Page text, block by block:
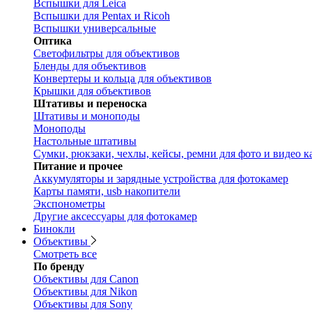
Вспышки для Leica
Вспышки для Pentax и Ricoh
Вспышки универсальные
Оптика
Светофильтры для объективов
Бленды для объективов
Конвертеры и кольца для объективов
Крышки для объективов
Штативы и переноска
Штативы и моноподы
Моноподы
Настольные штативы
Сумки, рюкзаки, чехлы, кейсы, ремни для фото и видео
Питание и прочее
Аккумуляторы и зарядные устройства для фотокамер
Карты памяти, usb накопители
Экспонометры
Другие аксессуары для фотокамер
Бинокли
Объективы
Смотреть все
По бренду
Объективы для Canon
Объективы для Nikon
Объективы для Sony